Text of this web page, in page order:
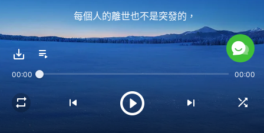
每個人的離世也不是突發的，
每個人的生死都與前世今生
2 一個人出生的背景如何、
00:00 00:00